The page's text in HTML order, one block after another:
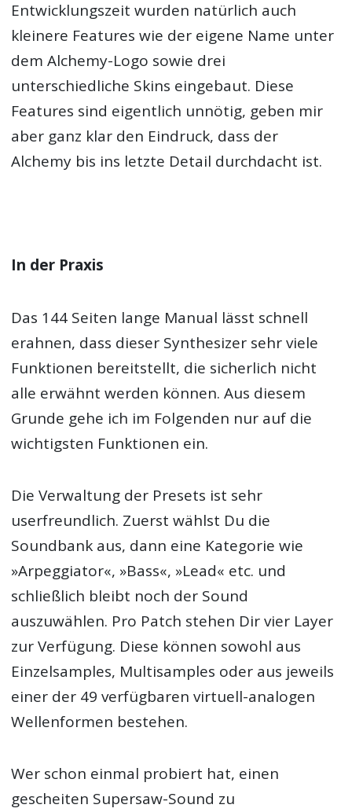
Entwicklungszeit wurden natürlich auch
kleinere Features wie der eigene Name unter
dem Alchemy-Logo sowie drei
unterschiedliche Skins eingebaut. Diese
Features sind eigentlich unnötig, geben mir
aber ganz klar den Eindruck, dass der
Alchemy bis ins letzte Detail durchdacht ist.
In der Praxis
Das 144 Seiten lange Manual lässt schnell
erahnen, dass dieser Synthesizer sehr viele
Funktionen bereitstellt, die sicherlich nicht
alle erwähnt werden können. Aus diesem
Grunde gehe ich im Folgenden nur auf die
wichtigsten Funktionen ein.
Die Verwaltung der Presets ist sehr
userfreundlich. Zuerst wählst Du die
Soundbank aus, dann eine Kategorie wie
»Arpeggiator«, »Bass«, »Lead« etc. und
schließlich bleibt noch der Sound
auszuwählen. Pro Patch stehen Dir vier Layer
zur Verfügung. Diese können sowohl aus
Einzelsamples, Multisamples oder aus jeweils
einer der 49 verfügbaren virtuell-analogen
Wellenformen bestehen.
Wer schon einmal probiert hat, einen
gescheiten Supersaw-Sound zu